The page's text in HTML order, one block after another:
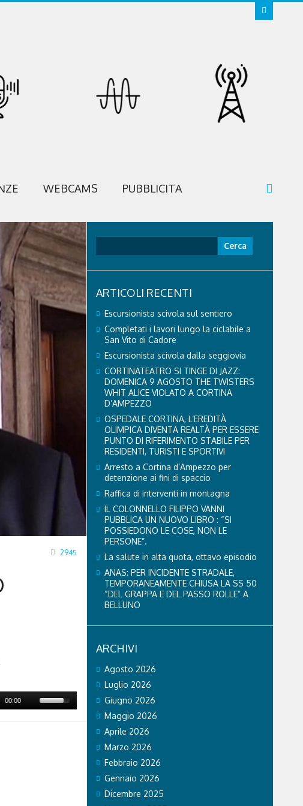
WEBCAMS PUBBLICITA
2945
00:00
ARTICOLI RECENTI
Escursionista scivola sul sentiero
Completati i lavori lungo la ciclabile a
San Vito di Cadore
Escursionista scivola dalla seggiovia
CORTINATEATRO SI TINGE DI JAZZ:
DOMENICA 9 AGOSTO THE TWISTERS
WHIT ALICE VIOLATO A CORTINA
D’AMPEZZO
OSPEDALE CORTINA, L’EREDITÀ
OLIMPICA DIVENTA REALTÀ PER ESSERE
PUNTO DI RIFERIMENTO STABILE PER
RESIDENTI, TURISTI E SPORTIVI
Arresto a Cortina d’Ampezzo per
detenzione ai fini di spaccio
Raffica di interventi in montagna
IL COLONNELLO FILIPPO VANNI
PUBBLICA UN NUOVO LIBRO : “SI
POSSIEDONO LE COSE, NON LE
PERSONE”.
La salute in alta quota, ottavo episodio
ANAS: PER INCIDENTE STRADALE,
TEMPORANEAMENTE CHIUSA LA SS 50
“DEL GRAPPA E DEL PASSO ROLLE” A
BELLUNO
ARCHIVI
Agosto 2026
Luglio 2026
Giugno 2026
Maggio 2026
Aprile 2026
Marzo 2026
Febbraio 2026
Gennaio 2026
Dicembre 2025